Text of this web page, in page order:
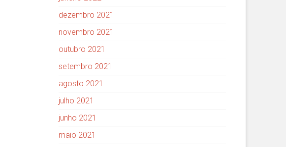
dezembro 2021
novembro 2021
outubro 2021
setembro 2021
agosto 2021
julho 2021
junho 2021
maio 2021